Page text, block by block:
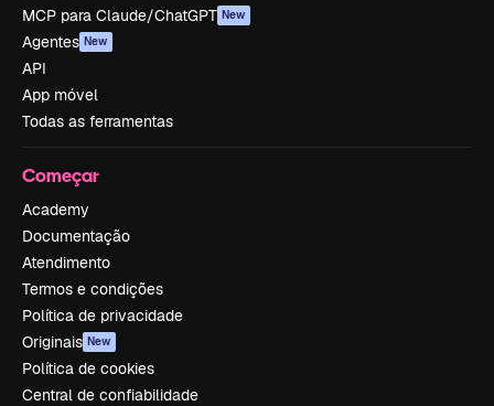
MCP para Claude/ChatGPT New
Agentes New
API
App móvel
Todas as ferramentas
Começar
Academy
Documentação
Atendimento
Termos e condições
Política de privacidade
Originais New
Política de cookies
Central de confiabilidade